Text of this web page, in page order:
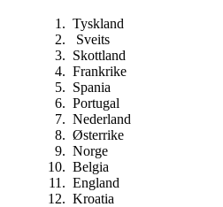
Tyskland
Sveits
Skottland
Frankrike
Spania
Portugal
Nederland
Østerrike
Norge
Belgia
England
Kroatia